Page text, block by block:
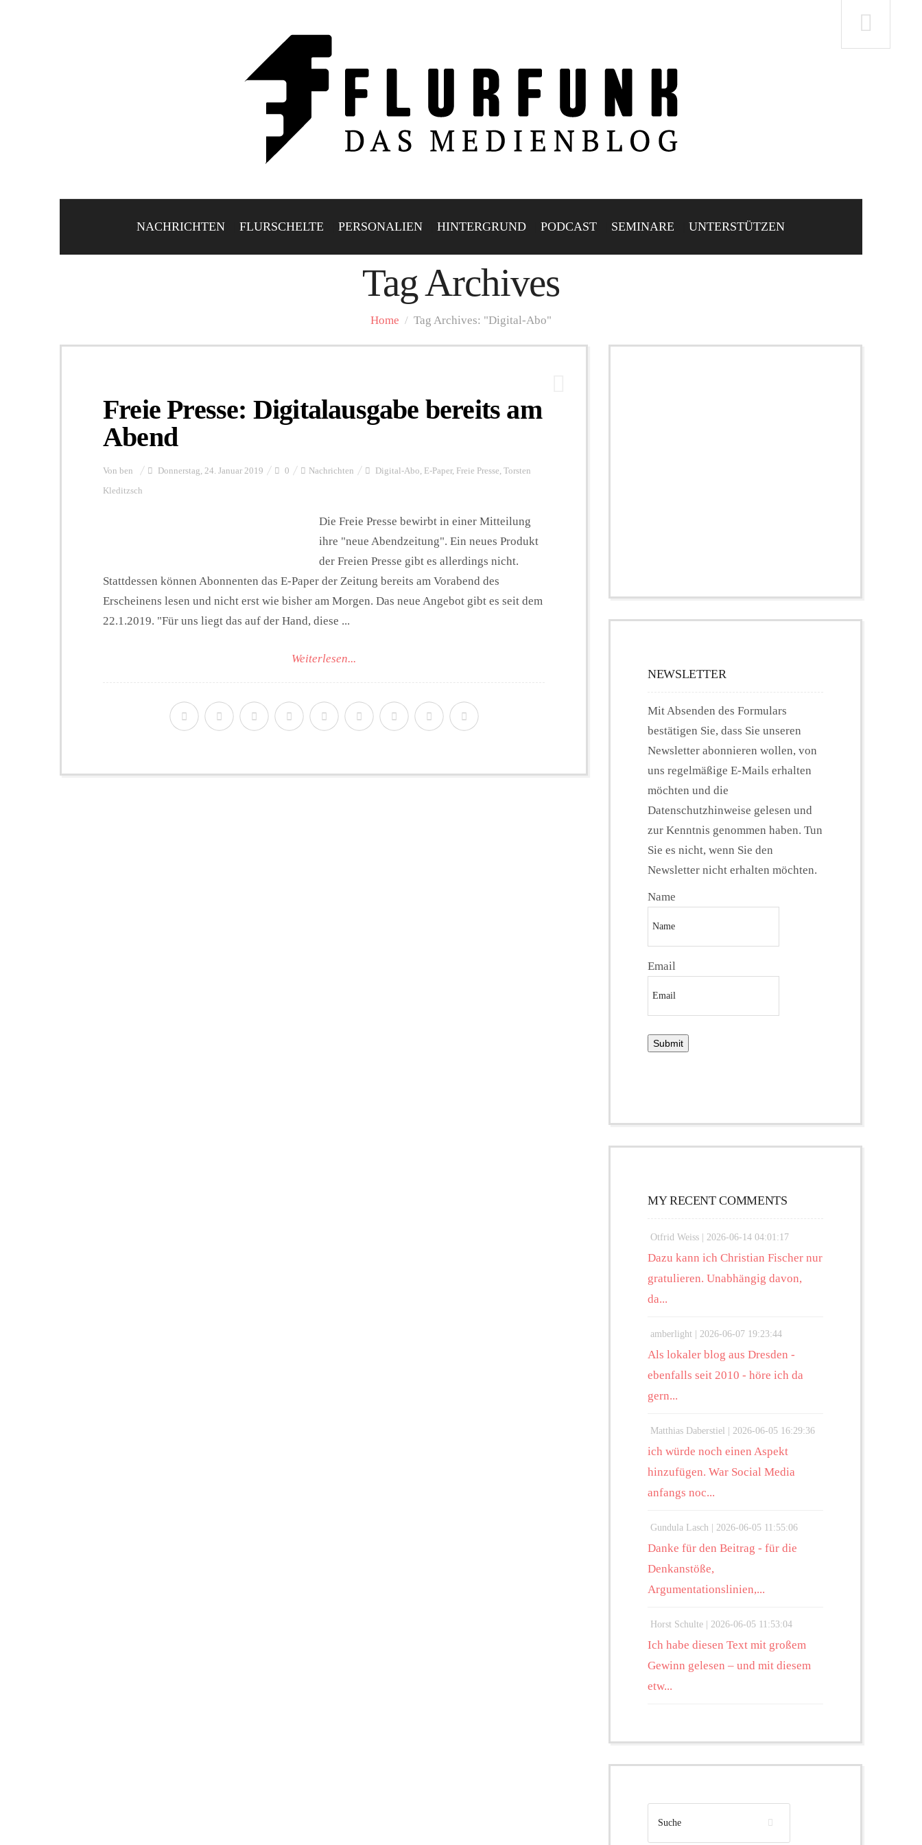
NACHRICHTEN FLURSCHELTE PERSONALIEN HINTERGRUND PODCAST SEMINARE UNTERSTÜTZEN
Tag Archives
Home / Tag Archives: "Digital-Abo"
Freie Presse: Digitalausgabe bereits am
Abend
Von ben Donnerstag, 24. Januar 2019 0 Nachrichten Digital-Abo, E-Paper, Freie Presse, Torsten
Kleditzsch
Die Freie Presse bewirbt in einer Mitteilung
ihre "neue Abendzeitung". Ein neues Produkt
der Freien Presse gibt es allerdings nicht.
Stattdessen können Abonnenten das E-Paper der Zeitung bereits am Vorabend des
Erscheinens lesen und nicht erst wie bisher am Morgen. Das neue Angebot gibt es seit dem
22.1.2019. "Für uns liegt das auf der Hand, diese ...
Weiterlesen...
NEWSLETTER
Mit Absenden des Formulars
bestätigen Sie, dass Sie unseren
Newsletter abonnieren wollen, von
uns regelmäßige E-Mails erhalten
möchten und die
Datenschutzhinweise gelesen und
zur Kenntnis genommen haben. Tun
Sie es nicht, wenn Sie den
Newsletter nicht erhalten möchten.
Name
Email
MY RECENT COMMENTS
Otfrid Weiss | 2026-06-14 04:01:17
Dazu kann ich Christian Fischer nur
gratulieren. Unabhängig davon,
da...
amberlight | 2026-06-07 19:23:44
Als lokaler blog aus Dresden -
ebenfalls seit 2010 - höre ich da
gern...
Matthias Daberstiel | 2026-06-05 16:29:36
ich würde noch einen Aspekt
hinzufügen. War Social Media
anfangs noc...
Gundula Lasch | 2026-06-05 11:55:06
Danke für den Beitrag - für die
Denkanstöße,
Argumentationslinien,...
Horst Schulte | 2026-06-05 11:53:04
Ich habe diesen Text mit großem
Gewinn gelesen – und mit diesem
etw...